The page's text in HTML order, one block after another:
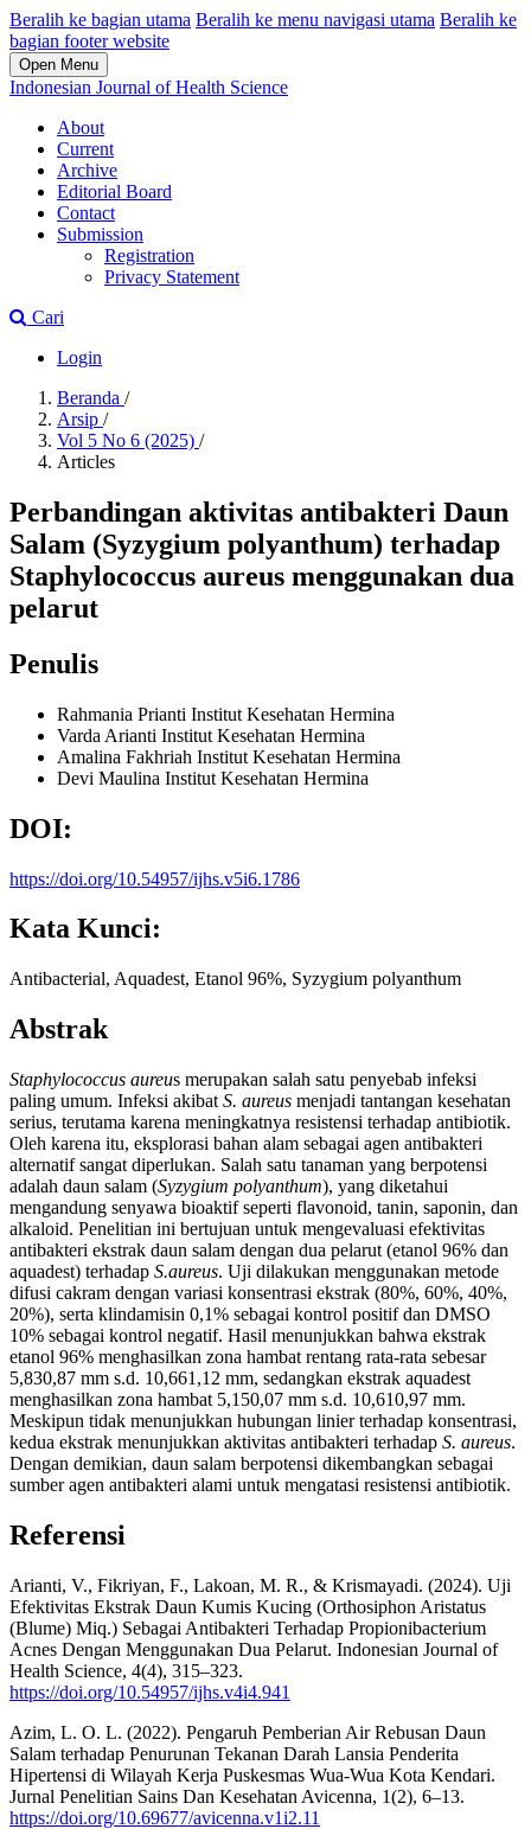
Beralih ke bagian utama Beralih ke menu navigasi utama Beralih ke
bagian footer website
Open Menu
Indonesian Journal of Health Science
About
Current
Archive
Editorial Board
Contact
Submission
Registration
Privacy Statement
Cari
Login
Beranda /
Arsip /
Vol 5 No 6 (2025) /
Articles
Perbandingan aktivitas antibakteri Daun
Salam (Syzygium polyanthum) terhadap
Staphylococcus aureus menggunakan dua
pelarut
Penulis
Rahmania Prianti Institut Kesehatan Hermina
Varda Arianti Institut Kesehatan Hermina
Amalina Fakhriah Institut Kesehatan Hermina
Devi Maulina Institut Kesehatan Hermina
DOI:
https://doi.org/10.54957/ijhs.v5i6.1786
Kata Kunci:
Antibacterial, Aquadest, Etanol 96%, Syzygium polyanthum
Abstrak
Staphylococcus aureus merupakan salah satu penyebab infeksi
paling umum. Infeksi akibat S. aureus menjadi tantangan kesehatan
serius, terutama karena meningkatnya resistensi terhadap antibiotik.
Oleh karena itu, eksplorasi bahan alam sebagai agen antibakteri
alternatif sangat diperlukan. Salah satu tanaman yang berpotensi
adalah daun salam (Syzygium polyanthum), yang diketahui
mengandung senyawa bioaktif seperti flavonoid, tanin, saponin, dan
alkaloid. Penelitian ini bertujuan untuk mengevaluasi efektivitas
antibakteri ekstrak daun salam dengan dua pelarut (etanol 96% dan
aquadest) terhadap S.aureus. Uji dilakukan menggunakan metode
difusi cakram dengan variasi konsentrasi ekstrak (80%, 60%, 40%,
20%), serta klindamisin 0,1% sebagai kontrol positif dan DMSO
10% sebagai kontrol negatif. Hasil menunjukkan bahwa ekstrak
etanol 96% menghasilkan zona hambat rentang rata-rata sebesar
5,830,87 mm s.d. 10,661,12 mm, sedangkan ekstrak aquadest
menghasilkan zona hambat 5,150,07 mm s.d. 10,610,97 mm.
Meskipun tidak menunjukkan hubungan linier terhadap konsentrasi,
kedua ekstrak menunjukkan aktivitas antibakteri terhadap S. aureus.
Dengan demikian, daun salam berpotensi dikembangkan sebagai
sumber agen antibakteri alami untuk mengatasi resistensi antibiotik.
Referensi
Arianti, V., Fikriyan, F., Lakoan, M. R., & Krismayadi. (2024). Uji
Efektivitas Ekstrak Daun Kumis Kucing (Orthosiphon Aristatus
(Blume) Miq.) Sebagai Antibakteri Terhadap Propionibacterium
Acnes Dengan Menggunakan Dua Pelarut. Indonesian Journal of
Health Science, 4(4), 315–323.
https://doi.org/10.54957/ijhs.v4i4.941
Azim, L. O. L. (2022). Pengaruh Pemberian Air Rebusan Daun
Salam terhadap Penurunan Tekanan Darah Lansia Penderita
Hipertensi di Wilayah Kerja Puskesmas Wua-Wua Kota Kendari.
Jurnal Penelitian Sains Dan Kesehatan Avicenna, 1(2), 6–13.
https://doi.org/10.69677/avicenna.v1i2.11